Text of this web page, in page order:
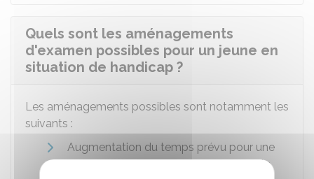
Quels sont les aménagements
d'examen possibles pour un jeune en
situation de handicap ?
Les aménagements possibles sont notamment les
suivants :
Augmentation du temps prévu pour une
ou plusieurs épreuves, sans dépasser le